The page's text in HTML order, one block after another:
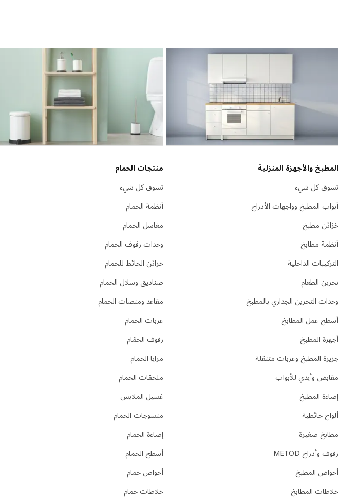
المطبخ والأجهزة المنزلية
تسوق كل شيء
أبواب المطبخ وواجهات الأدراج
خزائن مطبخ
أنظمة مطابخ
التركيبات الداخلية
تخزين الطعام
وحدات التخزين الجداري بالمطبخ
أسطح عمل المطابخ
أجهزة المطبخ
جزيرة المطبخ وعربات متنقلة
مقابض وأيدي للأبواب
إضاءة المطبخ
ألواح حائطية
مطابخ صغيرة
رفوف وأدراج METOD
أحواض المطبخ
خلاطات المطابخ
منتجات الحمام
تسوق كل شيء
أنظمة الحمام
مغاسل الحمام
وحدات رفوف الحمام
خزائن الحائط للحمام
صناديق وسلال الحمام
مقاعد ومنصات الحمام
عربات الحمام
رفوف الحمّام
مرايا الحمام
ملحقات الحمام
غسيل الملابس
منسوجات الحمام
إضاءة الحمام
أسطح الحمام
أحواض حمام
خلاطات حمام